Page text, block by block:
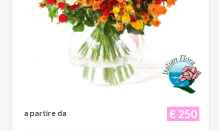
€ 250
a partire da